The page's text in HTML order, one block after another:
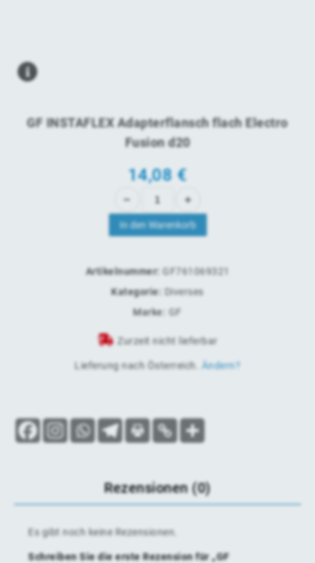
GF INSTAFLEX Adapterflansch flach Electro
Fusion d20
14,08€
In den Warenkorb
Artikelnummer:
GF761069321
Kategorie:
Diverses
Marke:
GF
Zurzeit nicht lieferbar
Lieferung nach Österreich Ändern?
Rezensionen (0)
Es gibt noch keine Rezensionen.
Schreiben Sie die erste Rezension für „GF